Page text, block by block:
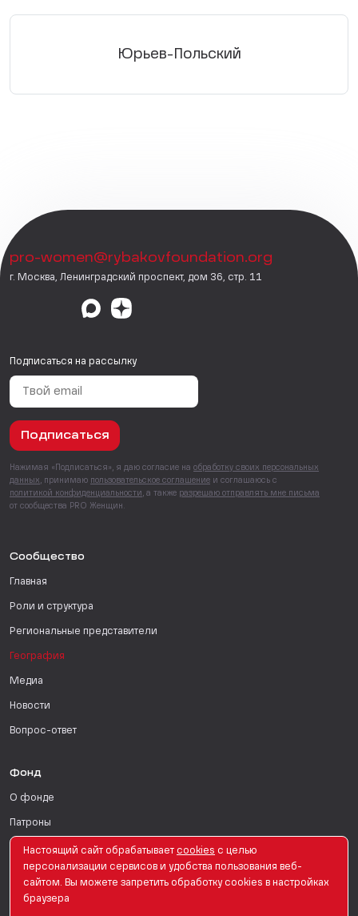
Юрьев-Польский
pro-women@rybakovfoundation.org
г. Москва, Ленинградский проспект, дом 36, стр. 11
Подписаться на рассылку
Подписаться
Нажимая «Подписаться», я даю согласие на обработку своих персональных
данных , принимаю пользовательское соглашение и соглашаюсь с
политикой конфиденциальности , а также разрешаю отправлять мне письма
от сообщества PRO Женщин.
Сообщество
Главная
Роли и структура
Региональные представители
География
Медиа
Новости
Вопрос-ответ
Фонд
О фонде
Патроны
Поддержать
Для СМИ
Настоящий сайт обрабатывает сookies с целью
персонализации сервисов и удобства пользования веб-
сайтом. Вы можете запретить обработку сookies в настройках
браузера